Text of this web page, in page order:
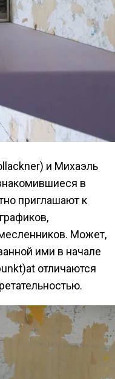
и Михаэль
в
приглашают к
Может,
ими в начале
отличаются